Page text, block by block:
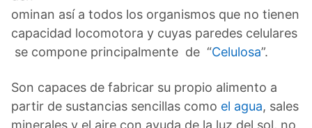
ominan así a todos los organismos que no tienen
capacidad locomotora y cuyas paredes celulares
se compone principalmente de “Celulosa”.
Son capaces de fabricar su propio alimento a
partir de sustancias sencillas como el agua, sales
minerales y el aire con ayuda de la luz del sol, no